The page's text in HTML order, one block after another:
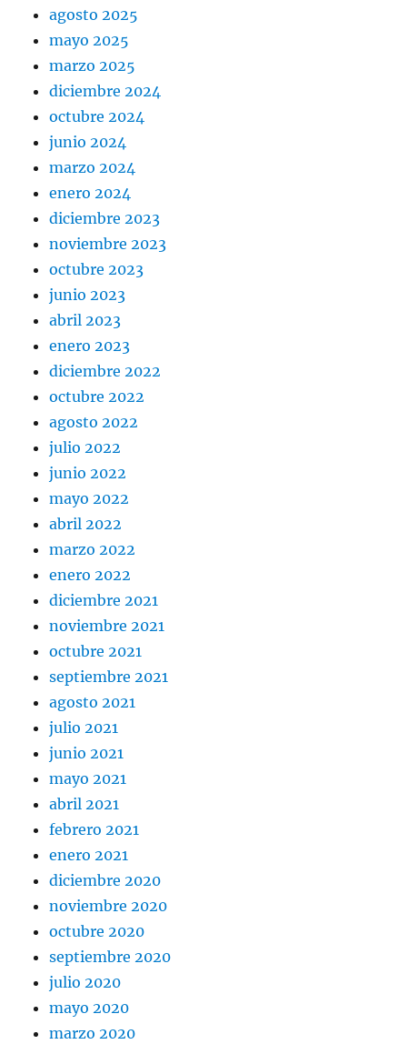
agosto 2025
mayo 2025
marzo 2025
diciembre 2024
octubre 2024
junio 2024
marzo 2024
enero 2024
diciembre 2023
noviembre 2023
octubre 2023
junio 2023
abril 2023
enero 2023
diciembre 2022
octubre 2022
agosto 2022
julio 2022
junio 2022
mayo 2022
abril 2022
marzo 2022
enero 2022
diciembre 2021
noviembre 2021
octubre 2021
septiembre 2021
agosto 2021
julio 2021
junio 2021
mayo 2021
abril 2021
febrero 2021
enero 2021
diciembre 2020
noviembre 2020
octubre 2020
septiembre 2020
julio 2020
mayo 2020
marzo 2020